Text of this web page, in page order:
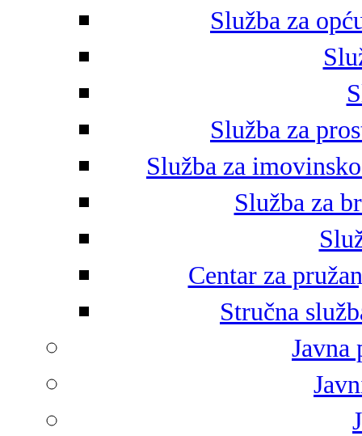
Služba za
Služba za
Služba za
Služba za
Centar za
Stručna
Javna